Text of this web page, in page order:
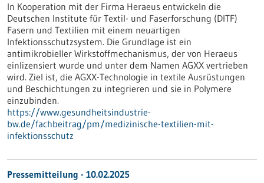
In Kooperation mit der Firma Heraeus entwickeln die
Deutschen Institute für Textil- und Faserforschung (DITF)
Fasern und Textilien mit einem neuartigen
Infektionsschutzsystem. Die Grundlage ist ein
antimikrobieller Wirkstoffmechanismus, der von Heraeus
einlizensiert wurde und unter dem Namen AGXX vertrieben
wird. Ziel ist, die AGXX-Technologie in textile Ausrüstungen
und Beschichtungen zu integrieren und sie in Polymere
einzubinden.
https://www.gesundheitsindustrie-
bw.de/fachbeitrag/pm/medizinische-textilien-mit-
infektionsschutz
Pressemitteilung - 10.02.2025